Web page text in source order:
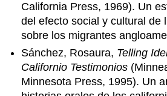
California Press, 1969). Un
del efecto social y cultural de
sobre los migrantes
Sánchez, Rosaura, Telling
Californio Testimonios
Minnesota Press, 1995). Un